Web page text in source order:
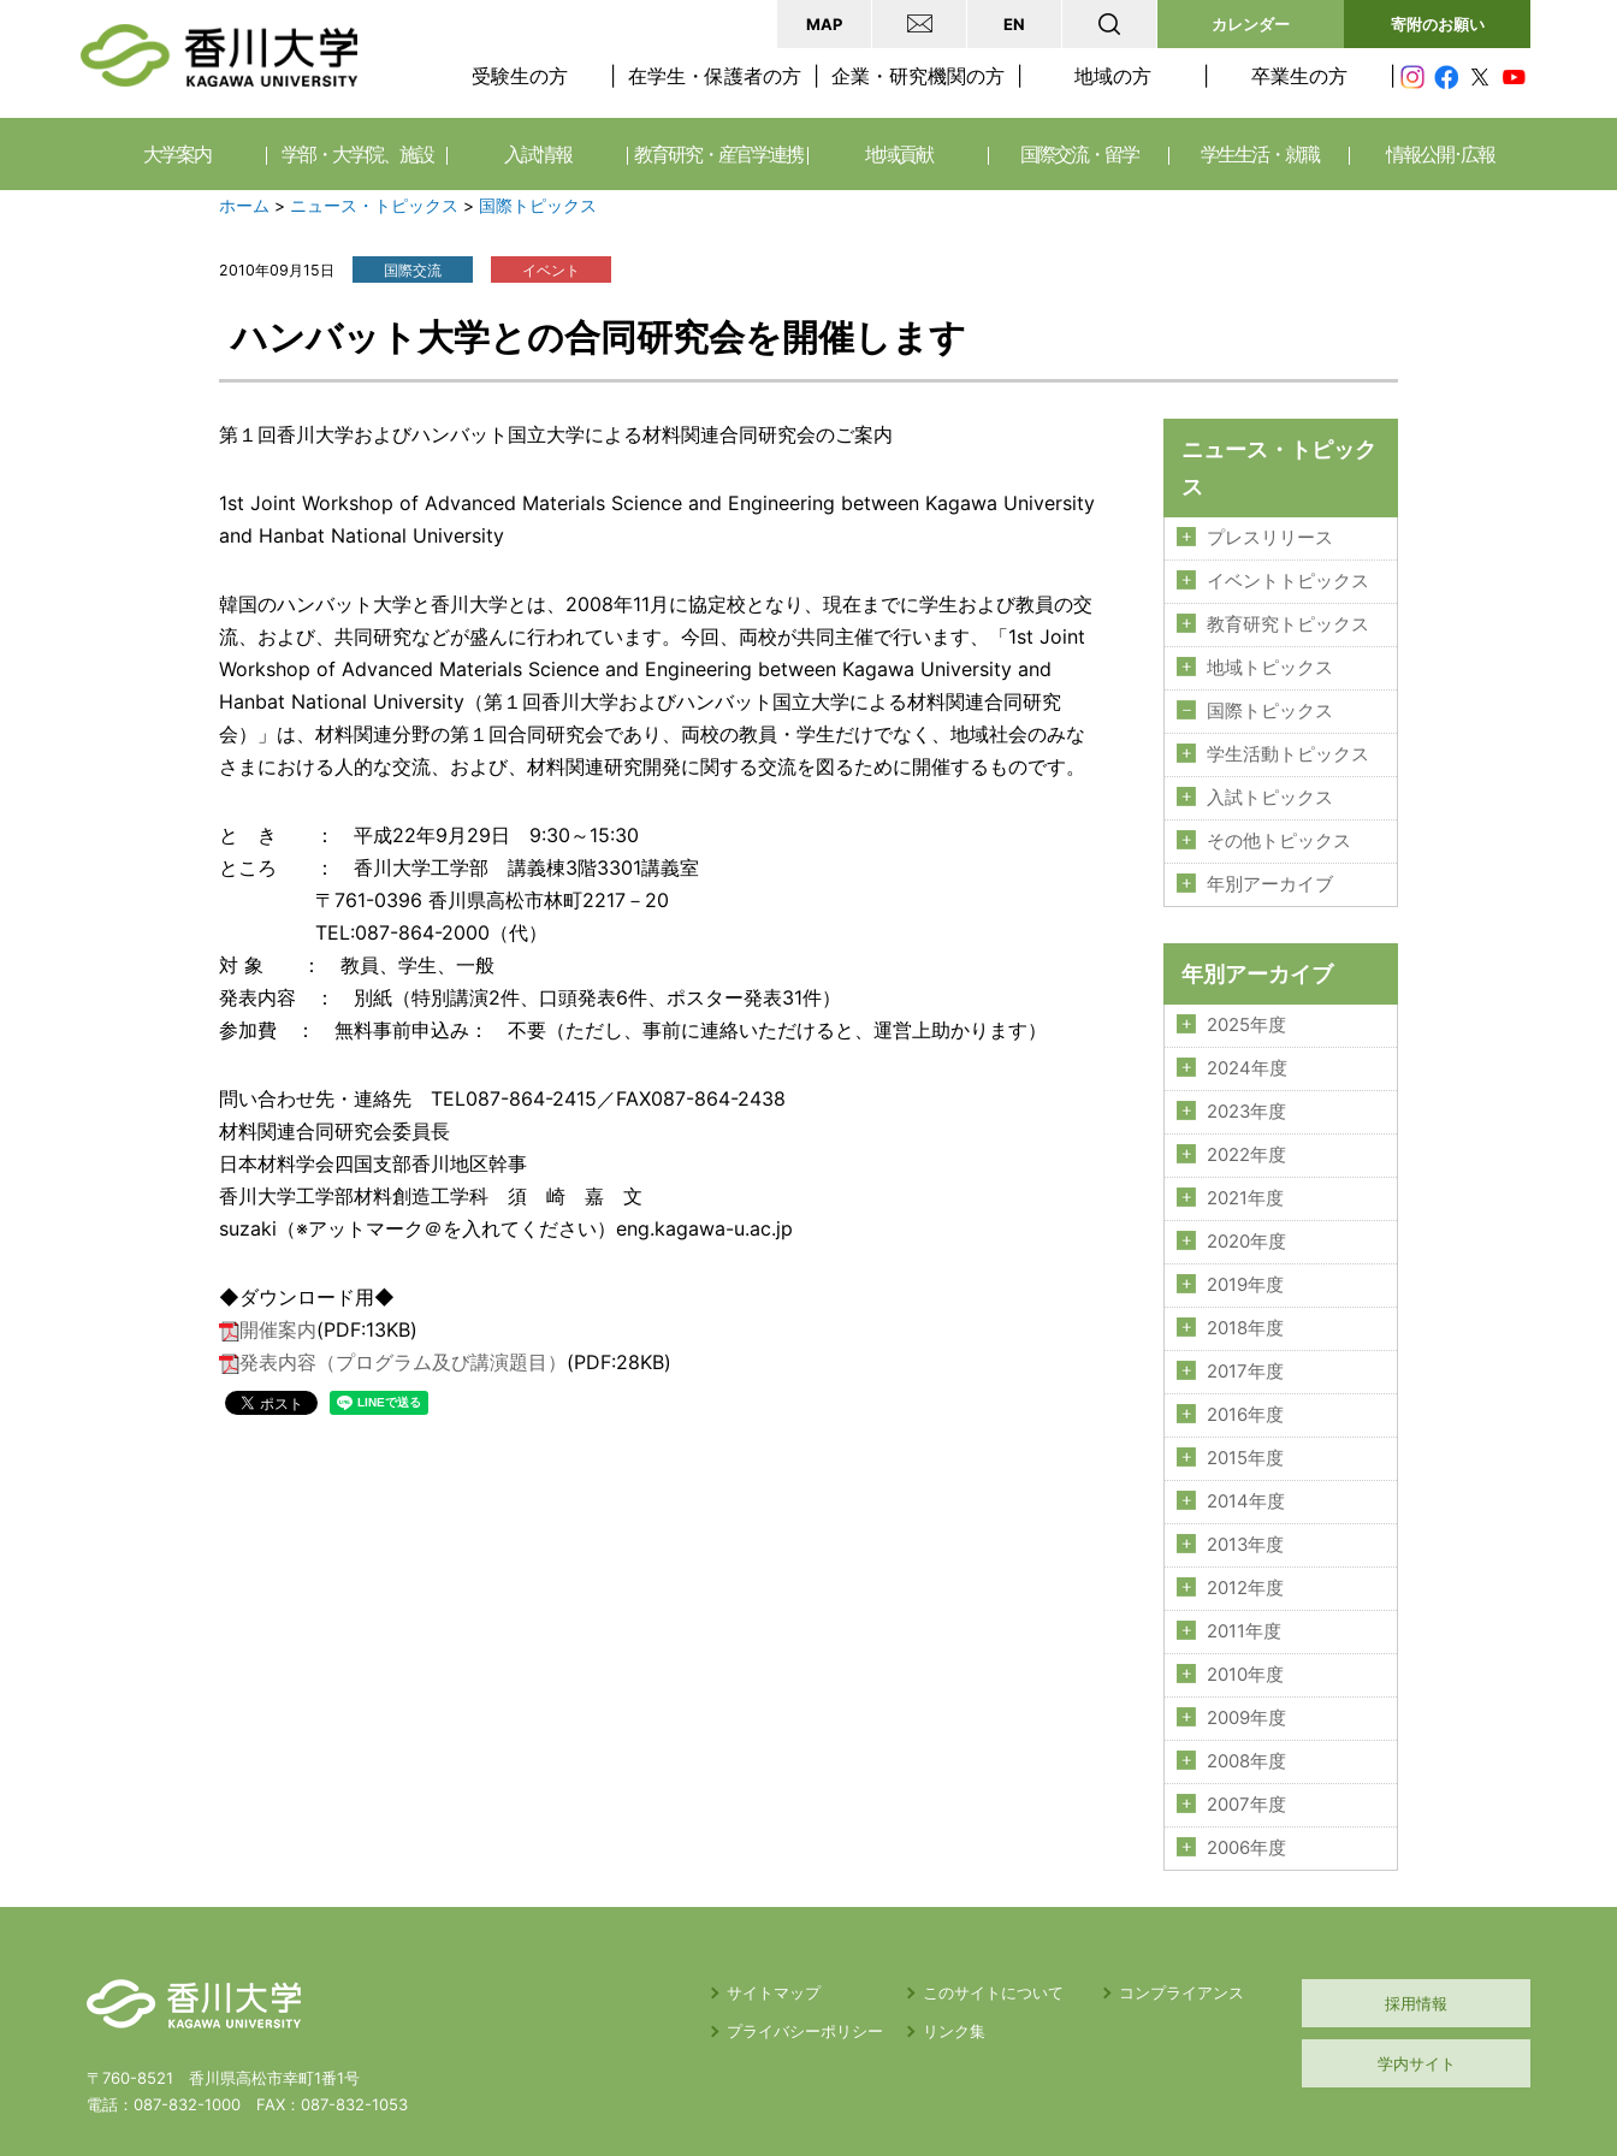
MAP EN カレンダー 寄附のお願い
受験生の方 在学生・保護者の方 企業・研究機関の方 地域の方 卒業生の方
大学案内 学部・大学院、施設 入試情報 教育研究・産官学連携 地域貢献 国際交流・留学 学生生活・就職 情報公開･広報
ホーム > ニュース・トピックス > 国際トピックス
2010年09月15日 国際交流 イベント
ハンバット大学との合同研究会を開催します
第１回香川大学およびハンバット国立大学による材料関連合同研究会のご案内
1st Joint Workshop of Advanced Materials Science and Engineering between Kagawa University
and Hanbat National University
韓国のハンバット大学と香川大学とは、2008年11月に協定校となり、現在までに学生および教員の交
流、および、共同研究などが盛んに行われています。今回、両校が共同主催で行います、「1st Joint
Workshop of Advanced Materials Science and Engineering between Kagawa University and
Hanbat National University（第１回香川大学およびハンバット国立大学による材料関連合同研究
会）」は、材料関連分野の第１回合同研究会であり、両校の教員・学生だけでなく、地域社会のみな
さまにおける人的な交流、および、材料関連研究開発に関する交流を図るために開催するものです。
と き ： 平成22年9月29日 9:30～15:30
ところ ： 香川大学工学部 講義棟3階3301講義室
〒761-0396 香川県高松市林町2217－20
TEL:087-864-2000（代）
対 象 ： 教員、学生、一般
発表内容 ： 別紙（特別講演2件、口頭発表6件、ポスター発表31件）
参加費 ： 無料事前申込み： 不要（ただし、事前に連絡いただけると、運営上助かります）
問い合わせ先・連絡先 TEL087-864-2415／FAX087-864-2438
材料関連合同研究会委員長
日本材料学会四国支部香川地区幹事
香川大学工学部材料創造工学科 須 崎 嘉 文
suzaki（※アットマーク＠を入れてください）eng.kagawa-u.ac.jp
◆ダウンロード用◆
開催案内(PDF:13KB)
発表内容（プログラム及び講演題目） (PDF:28KB)
ニュース・トピック
ス
プレスリリース
イベントトピックス
教育研究トピックス
地域トピックス
国際トピックス
学生活動トピックス
入試トピックス
その他トピックス
年別アーカイブ
年別アーカイブ
2025年度
2024年度
2023年度
2022年度
2021年度
2020年度
2019年度
2018年度
2017年度
2016年度
2015年度
2014年度
2013年度
2012年度
2011年度
2010年度
2009年度
2008年度
2007年度
2006年度
〒760-8521 香川県高松市幸町1番1号
電話： 087-832-1000 FAX： 087-832-1053
サイトマップ このサイトについて
コンプライアンス
プライバシーポリシー
リンク集
採用情報
学内サイト